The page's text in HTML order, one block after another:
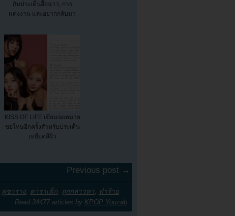
กับประเด็นอื้อฉาว, การ
แต่งงาน และอยากกลับมา
KISS OF LIFE เขียนจดหมาย
ขอโทษอีกครั้งสำหรับประเด็น
เหยียดสีผิว
Previous post →
คูซาราง, ดาราเด็ก, ถูกกล่าวหา, ทำร้าย
Read 34477 articles by KPOP Youzab